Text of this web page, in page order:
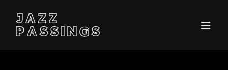
JAZZ
PASSINGS